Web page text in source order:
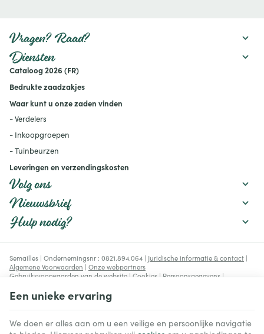
rekening mee houdt.
Vragen? Raad?
Diensten
Cataloog 2026 (FR)
Bedrukte zaadzakjes
Waar kunt u onze zaden vinden
- Verdelers
- Inkoopgroepen
- Tuinbeurzen
Leveringen en verzendingskosten
Volg ons
Nieuwsbrief
Hulp nodig?
Semailles | Ondernemingsnr : 0821.894.064 | Juridische informatie & contact |
Algemene Voorwaarden | Onze webpartners
Gebruiksvoorwaarden van de website | Cookies | Persoonsgegevens |
© Copyright 2023-2026 -E-net Business
handelaars, zelfstandigen & Kmo's.
Een unieke ervaring
We doen er alles aan om u een veilige en persoonlijke navigatie